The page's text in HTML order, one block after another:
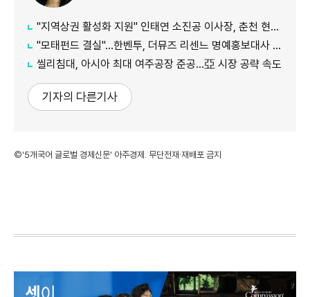
"지역상권 활성화 지원" 인태연 소진공 이사장, 춘천 현장방문
"모태펀드 결실"…한벤투, 더뮤즈 리센느 명예홍보대사 임명
씰리침대, 아시아 최대 여주공장 준공…亞 시장 공략 속도
기자의 다른기사
©'5개국어 글로벌 경제신문' 아주경제. 무단전재·재배포 금지